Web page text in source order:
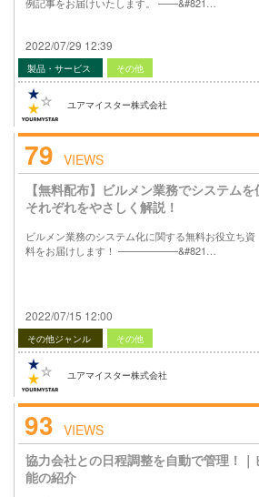
2022/07/29 12:39
製品・サービス その他
ユアマイスター株式会社
79 VIEWS
【無料配布】ビルメン業務でシステム
それぞれをやさしく解説！
ビルメン業務のシステム化に関する無料お役立ち資
料をお届けします！ ——————&#821…
2022/07/15 12:00
その他ジャンル その他
ユアマイスター株式会社
93 VIEWS
協力会社との日程調整を自動で管理！
能の紹介